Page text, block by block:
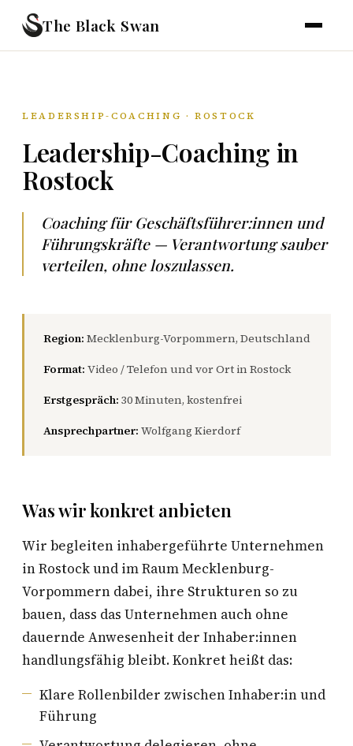
The Black Swan
LEADERSHIP-COACHING · ROSTOCK
Leadership-Coaching in
Rostock
Coaching für Geschäftsführer:innen und
Führungskräfte — Verantwortung sauber
verteilen, ohne loszulassen.
Region: Mecklenburg-Vorpommern, Deutschland
Format: Video / Telefon und vor Ort in Rostock
Erstgespräch: 30 Minuten, kostenfrei
Ansprechpartner: Wolfgang Kierdorf
Was wir konkret anbieten
Wir begleiten inhabergeführte Unternehmen
in Rostock und im Raum Mecklenburg-
Vorpommern dabei, ihre Strukturen so zu
bauen, dass das Unternehmen auch ohne
dauernde Anwesenheit der Inhaber:innen
handlungsfähig bleibt. Konkret heißt das:
Klare Rollenbilder zwischen Inhaber:in und
Führung